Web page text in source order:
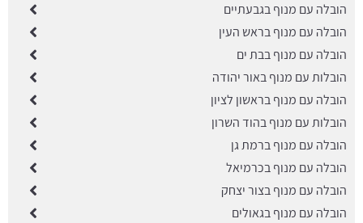
הובלה עם מנוף בגבעתיים
הובלה עם מנוף בראש העין
הובלה עם מנוף בבת ים
הובלות עם מנוף באור יהודה
הובלה עם מנוף בראשון לציון
הובלות עם מנוף בהוד השרון
הובלה עם מנוף ברמת גן
הובלה עם מנוף בכרמיאל
הובלה עם מנוף בצור יצחק
הובלה עם מנוף בגאולים